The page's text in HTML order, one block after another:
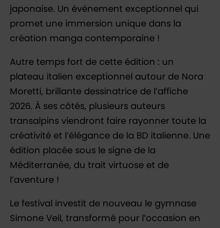
japonaise. Un événement exceptionnel qui
promet une immersion unique dans la
création manga contemporaine !
Autre temps fort de cette édition : un
plateau italien exceptionnel autour de Nora
Moretti, brillante dessinatrice de l’affiche
2026. À ses côtés, plusieurs auteurs
transalpins viendront faire rayonner toute la
créativité et l’élégance de la BD italienne. Une
édition placée sous le signe de la
Méditerranée, du trait virtuose et de
l’aventure !
Le festival investit de nouveau le gymnase
Simone Veil, transformé pour l’occasion en